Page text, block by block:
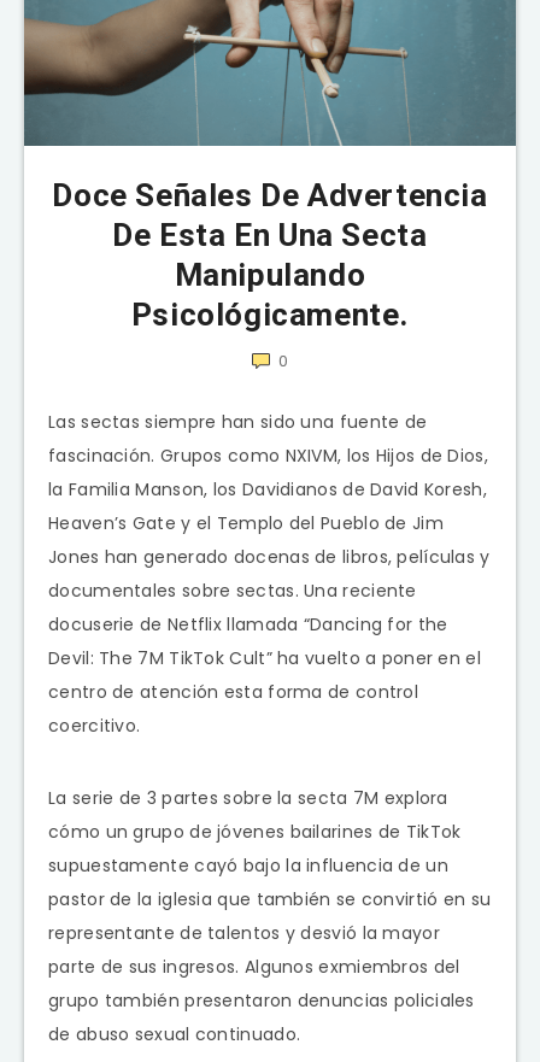
Doce Señales De Advertencia
De Esta En Una Secta
Manipulando
Psicológicamente.
0
Las sectas siempre han sido una fuente de
fascinación. Grupos como NXIVM, los Hijos de Dios,
la Familia Manson, los Davidianos de David Koresh,
Heaven’s Gate y el Templo del Pueblo de Jim
Jones han generado docenas de libros, películas y
documentales sobre sectas. Una reciente
docuserie de Netflix llamada “Dancing for the
Devil: The 7M TikTok Cult” ha vuelto a poner en el
centro de atención esta forma de control
coercitivo.
La serie de 3 partes sobre la secta 7M explora
cómo un grupo de jóvenes bailarines de TikTok
supuestamente cayó bajo la influencia de un
pastor de la iglesia que también se convirtió en su
representante de talentos y desvió la mayor
parte de sus ingresos. Algunos exmiembros del
grupo también presentaron denuncias policiales
de abuso sexual continuado.